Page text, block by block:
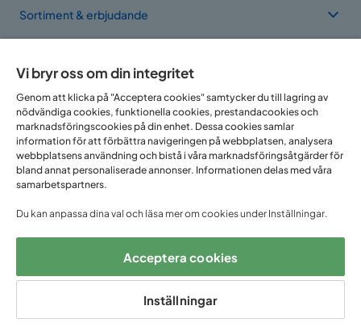
Sortiment & erbjudande
Vi finns i flera länder
Följ oss på:
Vi bryr oss om din integritet
Genom att klicka på "Acceptera cookies" samtycker du till lagring av
nödvändiga cookies, funktionella cookies, prestandacookies och
marknadsföringscookies på din enhet. Dessa cookies samlar
information för att förbättra navigeringen på webbplatsen, analysera
webbplatsens användning och bistå i våra marknadsföringsåtgärder för
bland annat personaliserade annonser. Informationen delas med våra
samarbetspartners.
Du kan anpassa dina val och läsa mer om cookies under Inställningar.
Acceptera cookies
Inställningar